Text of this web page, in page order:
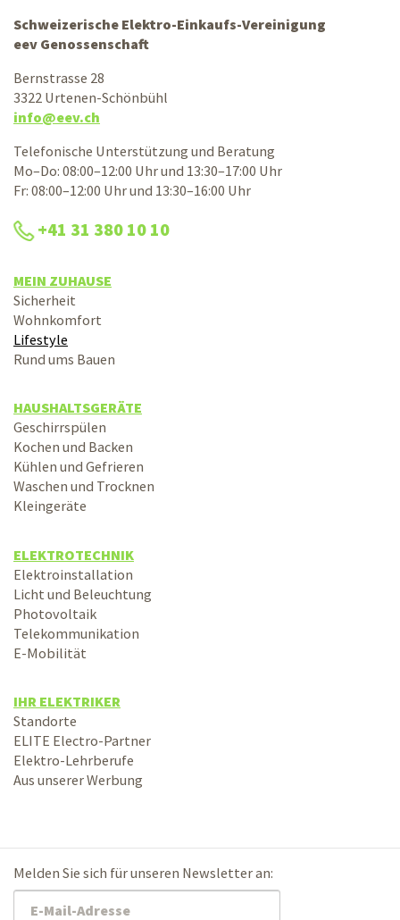
Schweizerische Elektro-Einkaufs-Vereinigung
eev Genossenschaft
Bernstrasse 28
3322 Urtenen-Schönbühl
info@eev.ch
Telefonische Unterstützung und Beratung
Mo–Do: 08:00–12:00 Uhr und 13:30–17:00 Uhr
Fr: 08:00–12:00 Uhr und 13:30–16:00 Uhr
+41 31 380 10 10
MEIN ZUHAUSE
Sicherheit
Wohnkomfort
Lifestyle
Rund ums Bauen
HAUSHALTSGERÄTE
Geschirrspülen
Kochen und Backen
Kühlen und Gefrieren
Waschen und Trocknen
Kleingeräte
ELEKTROTECHNIK
Elektroinstallation
Licht und Beleuchtung
Photovoltaik
Telekommunikation
E-Mobilität
IHR ELEKTRIKER
Standorte
ELITE Electro-Partner
Elektro-Lehrberufe
Aus unserer Werbung
Melden Sie sich für unseren Newsletter an: